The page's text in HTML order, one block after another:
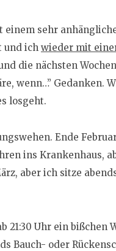
sehr
und ich wieder mit
die nächsten
wenn…” Gedanken.
losgeht.
Ende
ins Krankenhaus,
aber ich sitze
21:30 Uhr ein bißchen
Bauch- oder